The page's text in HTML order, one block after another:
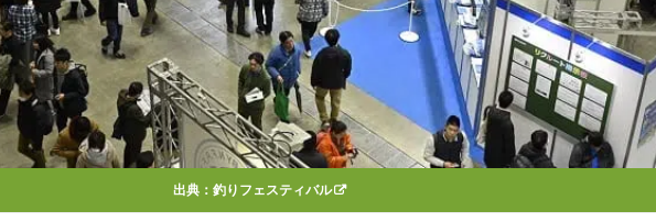
出典：釣りフェスティバル